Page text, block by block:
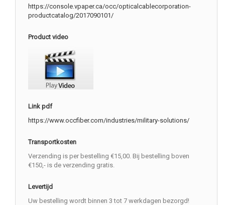
https://console.vpaper.ca/occ/opticalcablecorporation-
productcatalog/2017090101/
Product video
Link pdf
https://www.occfiber.com/industries/military-solutions/
Transportkosten
Verzending is per bestelling €15,00. Bij bestelling boven
€150,- is de verzending gratis.
Levertijd
Uw bestelling wordt binnen 3 tot 7 werkdagen bezorgd!